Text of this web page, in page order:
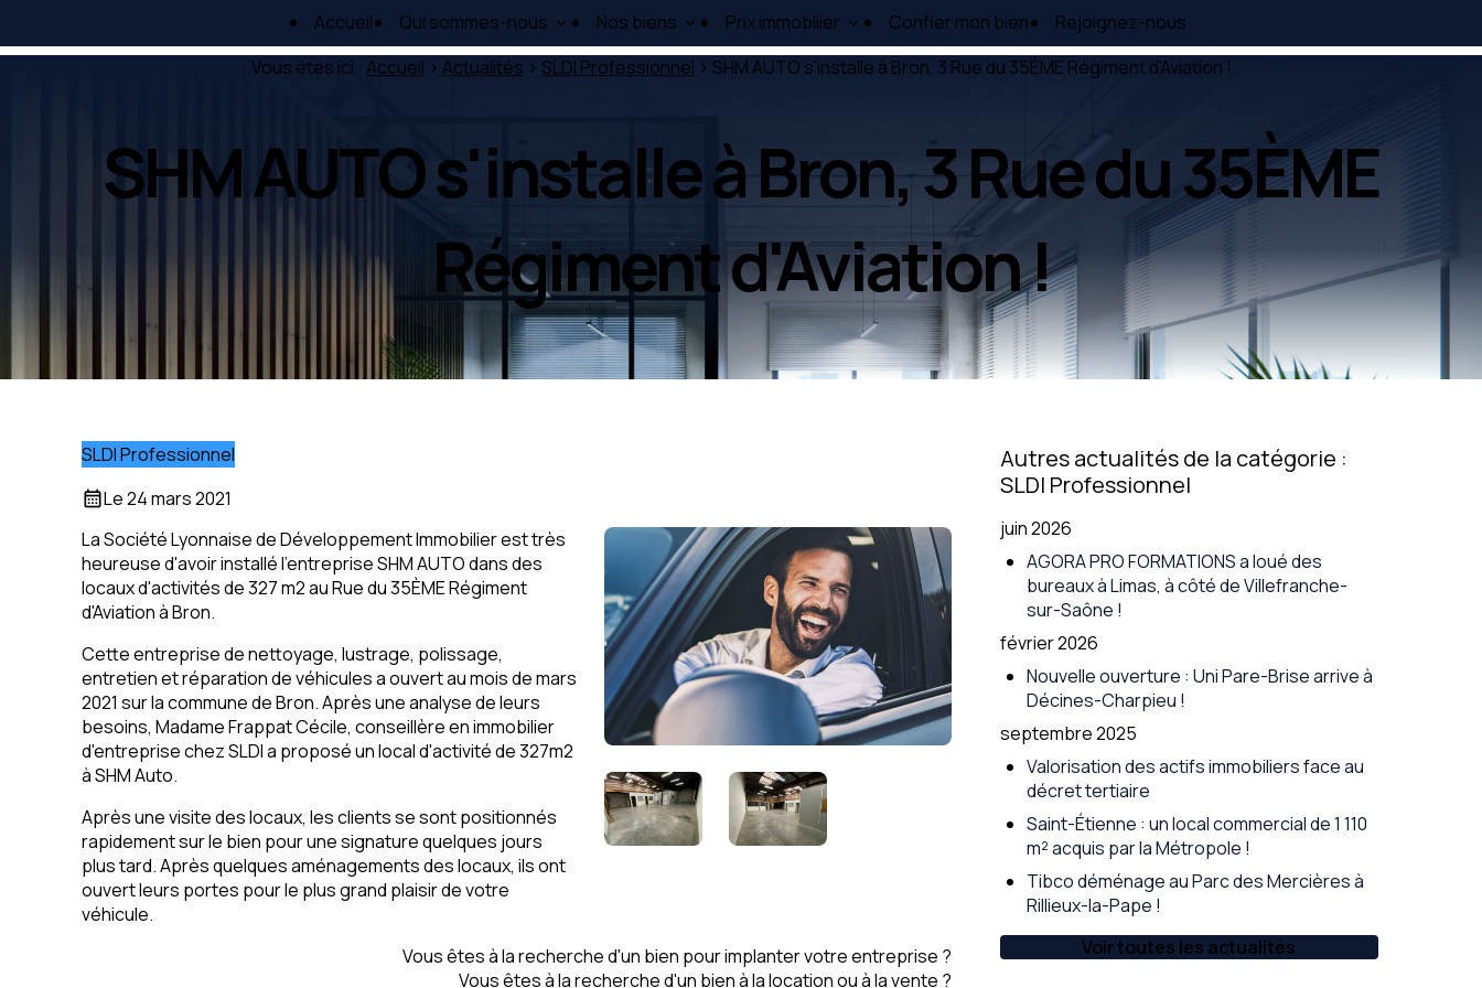
Accueil Qui sommes-nous Nos biens Prix immobilier Confier mon bien
Rejoignez-nous
Vous êtes ici : Accueil > Actualités > SLDI Professionnel > SHM AUTO s'installe à Bron, 3 Rue du 35ÈME Régiment d'Aviation !
SHM AUTO s'installe à Bron, 3 Rue du 35ÈME
Régiment d'Aviation !
SLDI Professionnel
calendar_monthLe24 mars 2021
La Société Lyonnaise de Développement Immobilier est très
heureuse d'avoir installé l'entreprise SHM AUTO dans des
locaux d'activités de 327 m2 au Rue du 35ÈME Régiment
d'Aviation à Bron.
Cette entreprise de nettoyage, lustrage, polissage,
entretien et réparation de véhicules a ouvert au mois de mars
2021 sur la commune de Bron. Après une analyse de leurs
besoins, Madame Frappat Cécile, conseillère en immobilier
d'entreprise chez SLDI a proposé un local d'activité de 327m2
à SHM Auto.
Après une visite des locaux, les clients se sont positionnés
rapidement sur le bien pour une signature quelques jours
plus tard. Après quelques aménagements des locaux, ils ont
ouvert leurs portes pour le plus grand plaisir de votre
véhicule.
Vous êtes à la recherche d'un bien pour implanter votre entreprise ?
Vous êtes à la recherche d'un bien à la location ou à la vente ?
Autres actualités de la catégorie :
SLDI Professionnel
juin 2026
AGORA PRO FORMATIONS a loué des
bureaux à Limas, à côté de Villefranche-
sur-Saône !
février 2026
Nouvelle ouverture : Uni Pare-Brise arrive à
Décines-Charpieu !
septembre 2025
Valorisation des actifs immobiliers face au
décret tertiaire
Saint-Étienne : un local commercial de 1 110
m² acquis par la Métropole !
Tibco déménage au Parc des Mercières à
Rillieux-la-Pape !
Voir toutes les actualités